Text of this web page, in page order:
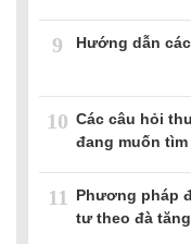
9 Hướng dẫn
10 Các câu hỏi
đang muốn
11 Phương pháp
tư theo đà